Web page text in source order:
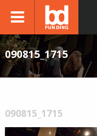
090815_1715
090815_1715